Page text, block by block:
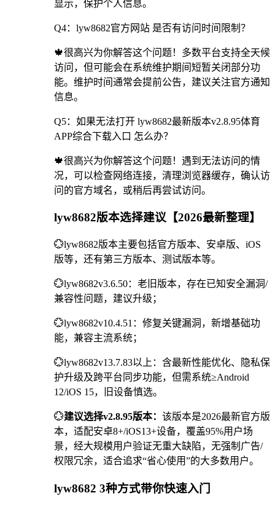
显示，保护个人信息。
Q4：lyw8682官方网站 是否有访问时间限制？
🍁很高兴为你解答这个问题！多数平台支持全天候
访问，但可能会在系统维护期间短暂关闭部分功
能。维护时间通常会提前公告，建议关注官方通知
信息。
Q5：如果无法打开 lyw8682最新版本v2.8.95体育
APP综合下载入口 怎么办？
🍁很高兴为你解答这个问题！遇到无法访问的情
况，可以检查网络连接，清理浏览器缓存，确认访
问的官方域名，或稍后再尝试访问。
lyw8682版本选择建议【2026最新整理】
💮lyw8682版本主要包括官方版本、安卓版、iOS
版等，还有第三方版本、测试版本等。
💮lyw8682v3.6.50：老旧版本，存在已知安全漏洞/
兼容性问题，建议升级；
💮lyw8682v10.4.51：修复关键漏洞，新增基础功
能，兼容主流系统；
💮lyw8682v13.7.83以上：含最新性能优化、隐私保
护升级及跨平台同步功能，但需系统≥Android
12/iOS 15，旧设备慎选。
💮建议选择v2.8.95版本： 该版本是2026最新官方版
本，适配安卓8+/iOS13+设备，覆盖95%用户场
景，经大规模用户验证无重大缺陷，无强制广告/
权限冗余，适合追求“省心使用”的大多数用户。
lyw8682 3种方式带你快速入门